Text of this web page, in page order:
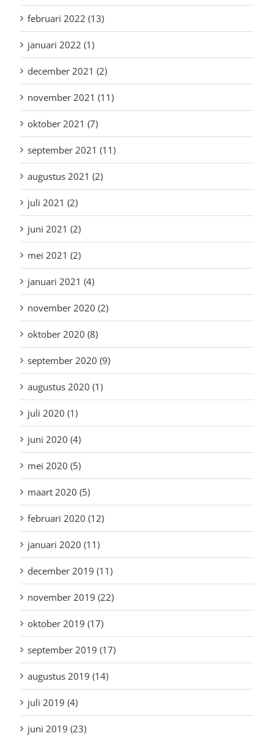
februari 2022 (13)
januari 2022 (1)
december 2021 (2)
november 2021 (11)
oktober 2021 (7)
september 2021 (11)
augustus 2021 (2)
juli 2021 (2)
juni 2021 (2)
mei 2021 (2)
januari 2021 (4)
november 2020 (2)
oktober 2020 (8)
september 2020 (9)
augustus 2020 (1)
juli 2020 (1)
juni 2020 (4)
mei 2020 (5)
maart 2020 (5)
februari 2020 (12)
januari 2020 (11)
december 2019 (11)
november 2019 (22)
oktober 2019 (17)
september 2019 (17)
augustus 2019 (14)
juli 2019 (4)
juni 2019 (23)